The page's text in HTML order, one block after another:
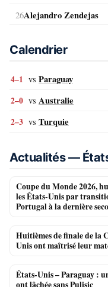
26Alejandro Zendejas
Calendrier
4–1 vs Paraguay
2–0 vs Australie
2–3 vs Turquie
Actualités —
Coupe du Monde 2026,
les États-Unis par
Portugal à la dernière
Huitièmes de finale de la
Unis ont maîtrisé leur
États-Unis – Paraguay :
ont lâchée sans Pulisic